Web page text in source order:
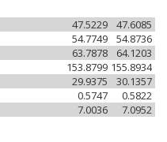
47.6085
47.5229
54.8736
54.7749
64.1203
63.7878
155.8934
153.8799
30.1357
29.9375
0.5822
0.5747
7.0952
7.0036